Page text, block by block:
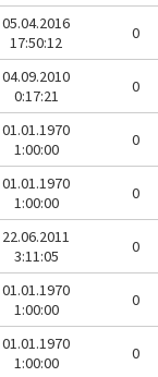
05.04.2016
17:50:12
0
04.09.2010
0:17:21
0
01.01.1970
1:00:00
0
01.01.1970
1:00:00
0
22.06.2011
3:11:05
0
01.01.1970
1:00:00
0
01.01.1970
1:00:00
0